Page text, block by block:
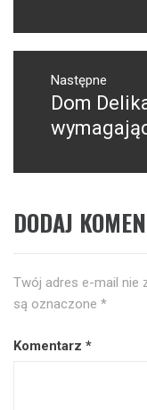
Następne
Następny
post:
Dom
DODAJ
Twój adres e-mail nie
są oznaczone *
Komentarz *